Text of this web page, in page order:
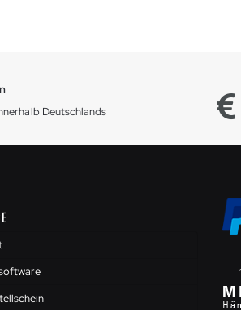
Deutschlands